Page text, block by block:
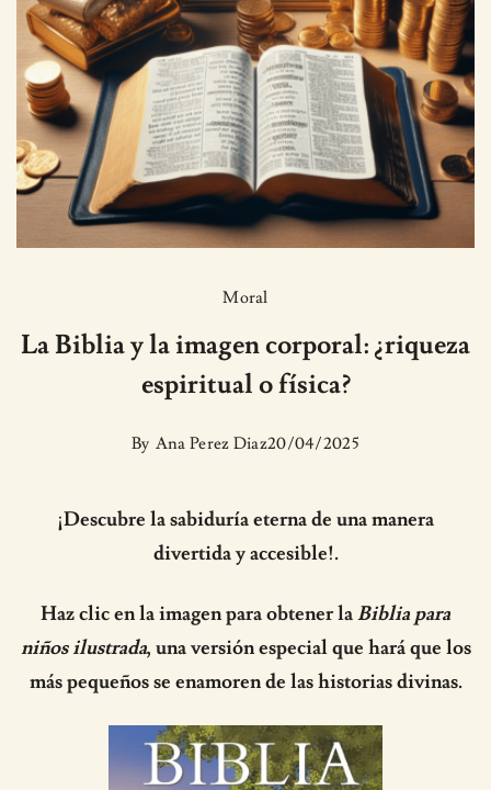
Moral
La Biblia y la imagen corporal: ¿riqueza
espiritual o física?
By Ana Perez Diaz20/04/2025
¡Descubre la sabiduría eterna de una manera
divertida y accesible!.
Haz clic en la imagen para obtener laBiblia para
niños ilustrada, una versión especial que hará que los
más pequeños se enamoren de las historias divinas.